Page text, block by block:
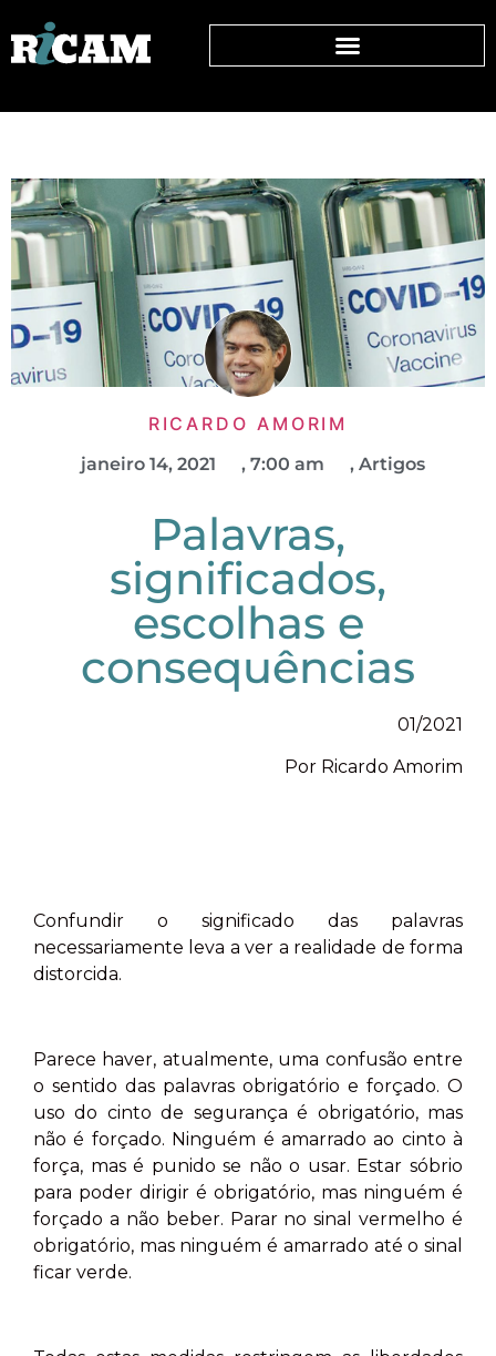
RICARDO AMORIM
janeiro 14, 2021 , 7:00 am , Artigos
Palavras,
significados,
escolhas e
consequências
01/2021
Por Ricardo Amorim
Confundir o significado das palavras
necessariamente leva a ver a realidade de forma
distorcida.
Parece haver, atualmente, uma confusão entre
o sentido das palavras obrigatório e forçado. O
uso do cinto de segurança é obrigatório, mas
não é forçado. Ninguém é amarrado ao cinto à
força, mas é punido se não o usar. Estar sóbrio
para poder dirigir é obrigatório, mas ninguém é
forçado a não beber. Parar no sinal vermelho é
obrigatório, mas ninguém é amarrado até o sinal
ficar verde.